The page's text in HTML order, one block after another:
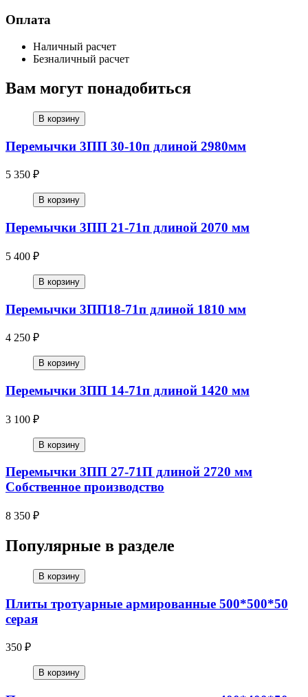
Оплата
Наличный расчет
Безналичный расчет
Вам могут понадобиться
В корзину
Перемычки 3ПП 30-10п длиной 2980мм
5 350 ₽
В корзину
Перемычки 3ПП 21-71п длиной 2070 мм
5 400 ₽
В корзину
Перемычки 3ПП18-71п длиной 1810 мм
4 250 ₽
В корзину
Перемычки 3ПП 14-71п длиной 1420 мм
3 100 ₽
В корзину
Перемычки 3ПП 27-71П длиной 2720 мм
Собственное производство
8 350 ₽
Популярные в разделе
В корзину
Плиты тротуарные армированные 500*500*50
серая
350 ₽
В корзину